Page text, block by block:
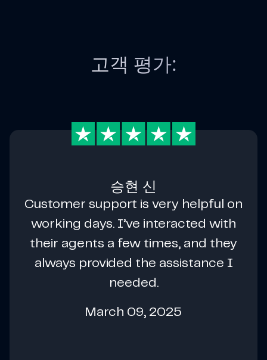
고객 평가:
승현 신
Customer support is very helpful on
working days. I’ve interacted with
their agents a few times, and they
always provided the assistance I
needed.
March 09, 2025